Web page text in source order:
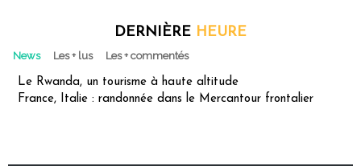
DERNIÈRE HEURE
News Les + lus Les + commentés
Le Rwanda, un tourisme à haute altitude
France, Italie : randonnée dans le Mercantour frontalier